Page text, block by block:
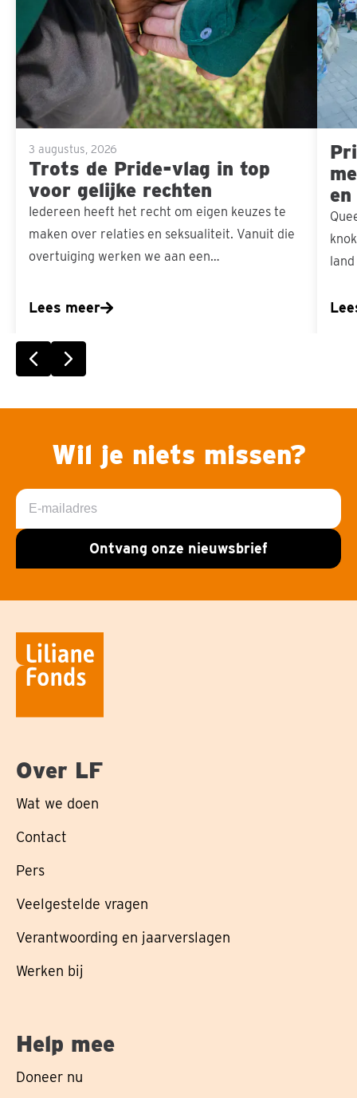
3 augustus, 2026
Trots de Pride-vlag in top
voor gelijke rechten
Iedereen heeft het recht om eigen keuzes te
maken over relaties en seksualiteit. Vanuit die
overtuiging werken we aan een…
Lees meer
vlag
in
top
voor
gelijke
rechten
en
Vorige slideVolgende slide
Wil je niets missen?
E-
mailadres
Ontvang onze nieuwsbrief
Over LF
Wat we doen
Contact
Pers
Veelgestelde vragen
Verantwoording en jaarverslagen
Werken bij
Help mee
Doneer nu